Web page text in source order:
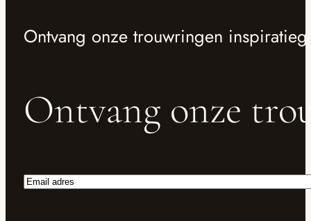
Ontvang onze trouwringen
Ontvang onze
Email